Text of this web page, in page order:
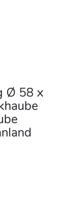
Ø 58 x